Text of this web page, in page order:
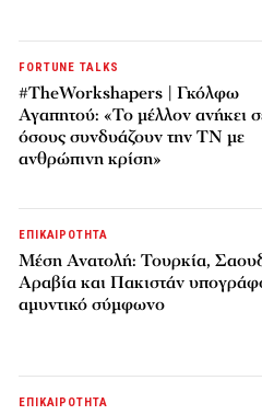
FORTUNE TALKS
#TheWorkshapers | Γκόλφω
Αγαπητού: «Το μέλλον ανήκει
όσους συνδυάζουν την ΤΝ με
ανθρώπινη κρίση»
ΕΠΙΚΑΙΡΟΤΗΤΑ
Μέση Ανατολή: Τουρκία,
Αραβία και Πακιστάν
αμυντικό σύμφωνο
ΕΠΙΚΑΙΡΟΤΗΤΑ